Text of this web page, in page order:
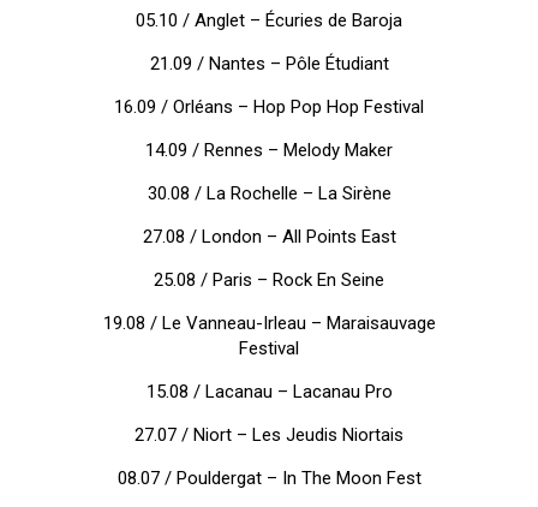
05.10 / Anglet – Écuries de Baroja
21.09 / Nantes – Pôle Étudiant
16.09 / Orléans – Hop Pop Hop Festival
14.09 / Rennes – Melody Maker
30.08 / La Rochelle – La Sirène
27.08 / London – All Points East
25.08 / Paris – Rock En Seine
19.08 / Le Vanneau-Irleau – Maraisauvage
Festival
15.08 / Lacanau – Lacanau Pro
27.07 / Niort – Les Jeudis Niortais
08.07 / Pouldergat – In The Moon Fest